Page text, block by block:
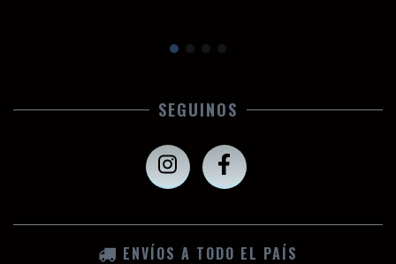
SEGUINOS
ENVÍOS A TODO EL PAÍS